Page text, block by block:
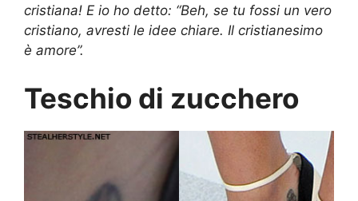
cristiana! E io ho detto: “Beh, se tu fossi un vero
cristiano, avresti le idee chiare. Il cristianesimo
è amore”.
Teschio di zucchero